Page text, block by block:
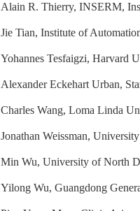
Alain R. Thierry, INSERM,
Jie Tian, Institute of
Yohannes Tesfaigzi, Harvard
Alexander Eckehart Urban,
Charles Wang, Loma Linda
Jonathan Weissman,
Min Wu, University of North
Yilong Wu, Guangdong